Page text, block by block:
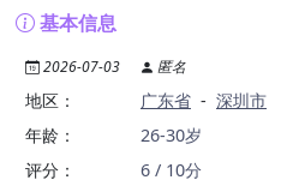
基本信息
2026-07-03 匿名
地区： 广东省 - 深圳市
年龄：
26-30岁
评分：
6 / 10分